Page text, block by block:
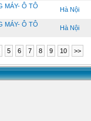
MÁY- Ô TÔ
Hà Nội
MÁY- Ô TÔ
Hà Nội
5 6 7 8 9 10 >>